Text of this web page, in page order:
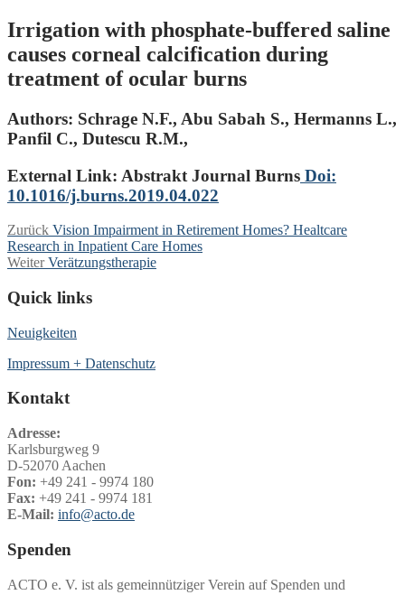
Irrigation with phosphate-buffered saline
causes corneal calcification during
treatment of ocular burns
Authors: Schrage N.F., Abu Sabah S., Hermanns L.,
Panfil C., Dutescu R.M.,
External Link: Abstrakt Journal Burns Doi:
10.1016/j.burns.2019.04.022
Beitragsnavigation
Zurück Vorheriger
Beitrag:
Vision Impairment in Retirement Homes? Healtcare
Research in Inpatient Care Homes
Weiter Nächster
Verätzungstherapie
Quick links
Neuigkeiten
Impressum + Datenschutz
Kontakt
Adresse:
Karlsburgweg 9
D-52070 Aachen
Fon: +49 241 - 9974 180
Fax: +49 241 - 9974 181
E-Mail: info@acto.de
Spenden
ACTO e. V. ist als gemeinnütziger Verein auf Spenden und